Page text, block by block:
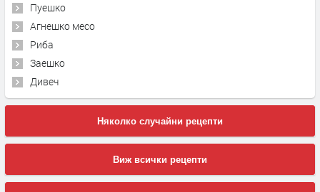
Пуешко
Агнешко месо
Риба
Заешко
Дивеч
Няколко случайни рецепти
Виж всички рецепти